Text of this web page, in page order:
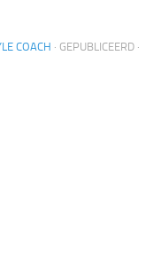
COACH · GEPUBLICEERD ·